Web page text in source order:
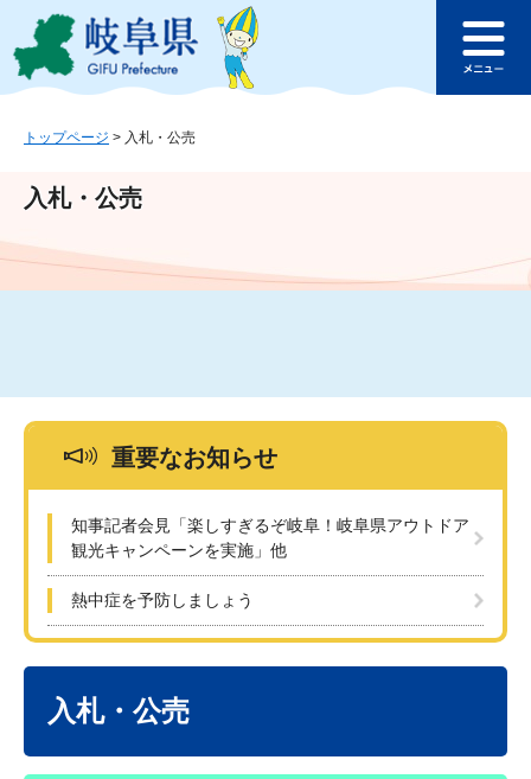
ジ
ュ
文
このページの本文へ
ュ
トップページ > 入札・公売
入札・公売
重要なお知らせ
知事記者会見「楽しすぎるぞ岐阜！岐阜県アウトドア
観光キャンペーンを実施」他
熱中症を予防しましょう
入札・公売